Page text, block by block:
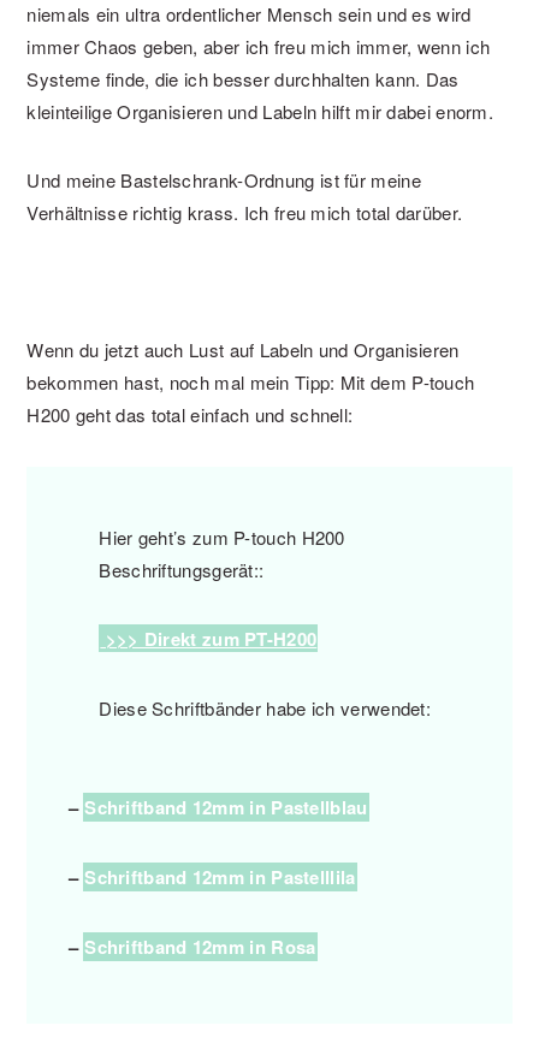
niemals ein ultra ordentlicher Mensch sein und es wird
immer Chaos geben, aber ich freu mich immer, wenn ich
Systeme finde, die ich besser durchhalten kann. Das
kleinteilige Organisieren und Labeln hilft mir dabei enorm.
Und meine Bastelschrank-Ordnung ist für meine
Verhältnisse richtig krass. Ich freu mich total darüber.
Wenn du jetzt auch Lust auf Labeln und Organisieren
bekommen hast, noch mal mein Tipp: Mit dem P-touch
H200 geht das total einfach und schnell:
Hier geht’s zum P-touch H200
Beschriftungsgerät::
>>> Direkt zum PT-H200
Diese Schriftbänder habe ich verwendet:
–Schriftband 12mm in Pastellblau
–Schriftband 12mm in Pastelllila
–Schriftband 12mm in Rosa